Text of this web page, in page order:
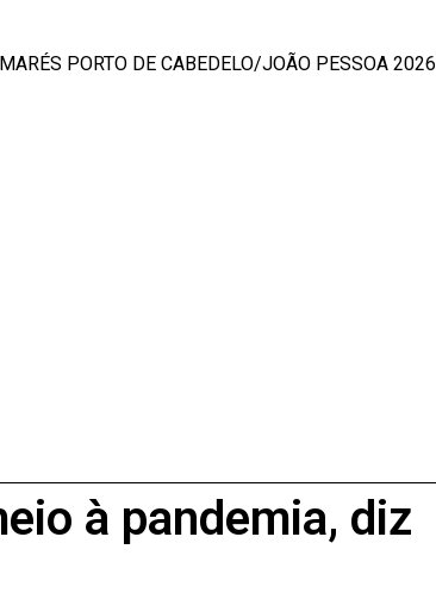
PORTO DE CABEDELO/JOÃO PESSOA 2026
à pandemia, diz